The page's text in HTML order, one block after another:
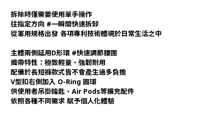
拆除時僅需要使用單手操作
往指定方向 #一瞬間快速拆卸
從軍用規格出發 各項專利技術體現於日常生活之中
主體兩側延用D形環 #快速調節腰圍
織帶特性：極致輕量、強韌耐用
配備於長短褲款式皆不會產生過多負擔
V型扣右側加入 O-Ring 圓環
供使用者吊掛鑰匙、Air Pods等擴充配件
依照各種不同需求 賦予個人化體驗